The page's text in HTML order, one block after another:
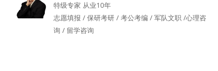
特级专家 从业10年
志愿填报 / 保研考研 / 考公考编 / 军队文职 /心理咨
询 / 留学咨询